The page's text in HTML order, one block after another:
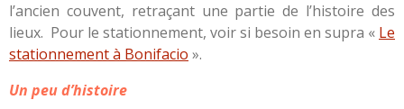
l’ancien couvent, retraçant une partie de l’histoire des
lieux. Pour le stationnement, voir si besoin en supra « Le
stationnement à Bonifacio ».
Un peu d’histoire